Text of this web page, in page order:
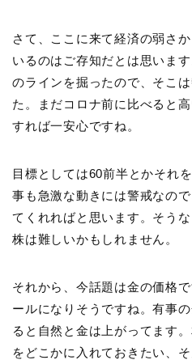
さて、ここに来て経済の弱さか
いるのはご存知だとは思いま
のラインを掘ったので、そこ
た。まだコロナ前に比べると
すれば一安心ですね。
目標としては60前半とかそれ
事も急激な動きには警戒なの
てくれればと思います。そう
株は難しいかもしれません。
それから、今話題は金の価格
ールになりそうですね。有事
ると自然と金は上がってます
をどこかに入れておきたい、